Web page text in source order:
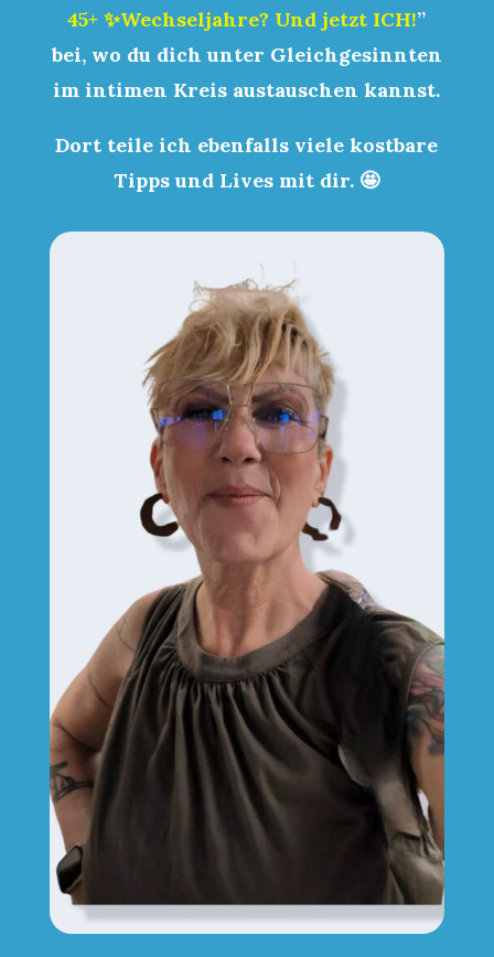
45+ ✨Wechseljahre? Und jetzt ICH!”
bei, wo du dichunter Gleichgesinnten
im intimen Kreis austauschen kannst.
Dort teile ich ebenfalls viele kostbare
Tipps und Lives mit dir. 🤩